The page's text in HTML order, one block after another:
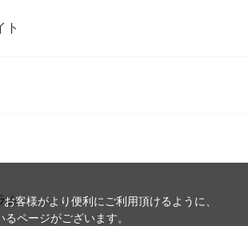
ト
ム客様がより便利にご利用頂けるように、
ページがございます。